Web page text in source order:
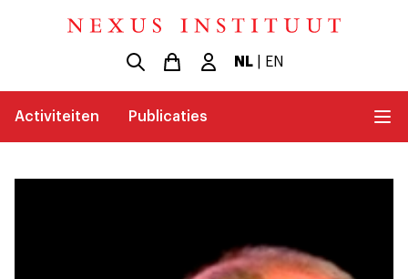
NL| EN
Activiteiten Publicaties